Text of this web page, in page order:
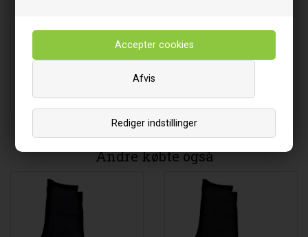
Rediger indstillinger
Afvis
DKK
Læg i indkøbsvognen
Pro
Læg i indkøbsvognen
Andre købte også